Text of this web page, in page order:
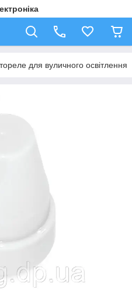
для вуличного освітлення